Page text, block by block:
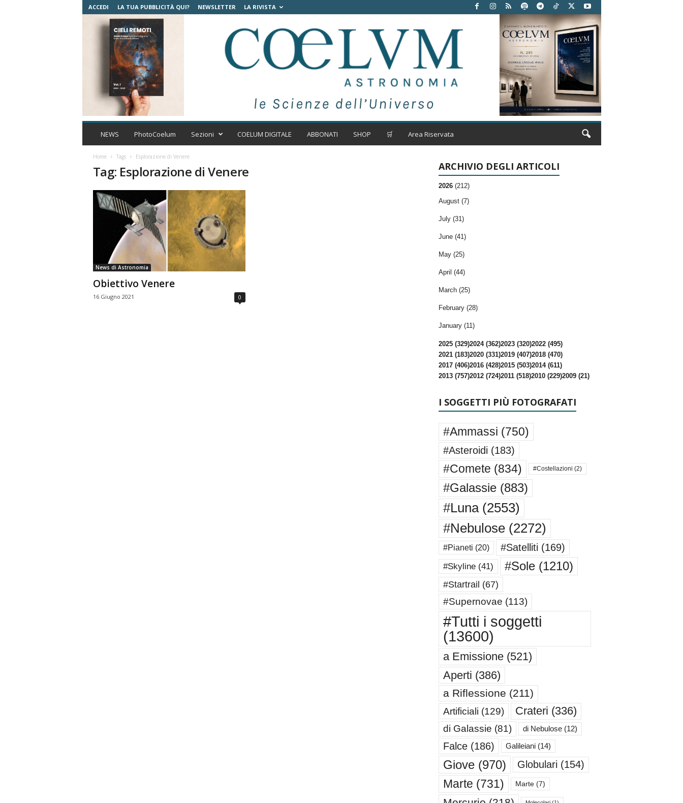
ACCEDI LA TUA PUBBLICITÀ QUI? NEWSLETTER LA RIVISTA
C
m
r
n
m
i
NEWS PhotoCoelum Sezioni COELUM DIGITALE ABBONATI SHOP 🛒 Area Riservata
Home Tags Esplorazione di Venere
Tag: Esplorazione di Venere
News di Astronomia
Obiettivo Venere
16 Giugno 2021 0
ARCHIVIO DEGLI ARTICOLI
2026 (212)
August (7)
July (31)
June (41)
May (25)
April (44)
March (25)
February (28)
January (11)
2025 (329)2024 (362)2023 (320)2022 (495)
2021 (183)2020 (331)2019 (407)2018 (470)
2017 (406)2016 (428)2015 (503)2014 (611)
2013 (757)2012 (724)2011 (518)2010 (229)2009 (21)
I SOGGETTI PIÙ FOTOGRAFATI
#Ammassi (750)
#Asteroidi (183)
#Comete (834) #Costellazioni (2)
#Galassie(883)
#Luna(2553)
#Nebulose(2272)
#Pianeti (20) #Satelliti (169)
#Skyline(41) #Sole(1210)
#Startrail (67)
#Supernovae (113)
#Tutti i soggetti
(13600)
a Emissione(521)
Aperti (386)
a Riflessione (211)
Artificiali (129) Crateri (336)
di Galassie (81) di Nebulose(12)
Falce(186) Galileiani(14)
Giove(970) Globulari (154)
Marte (731) Marte(7)